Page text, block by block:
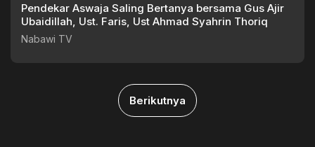
Pendekar Aswaja Saling Bertanya bersama Gus Ajir
Ubaidillah, Ust. Faris, Ust Ahmad Syahrin Thoriq
Nabawi TV
Berikutnya